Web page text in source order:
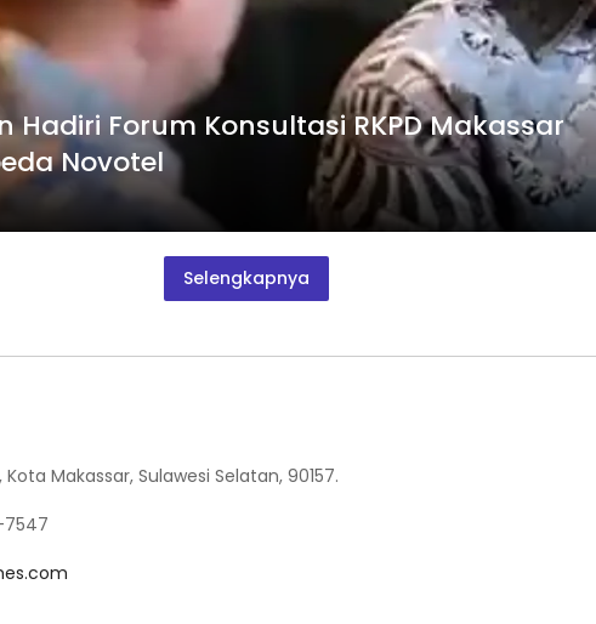
Hadiri Forum Konsultasi RKPD Makassar
Novotel
Selengkapnya
Kota Makassar, Sulawesi Selatan, 90157.
7547